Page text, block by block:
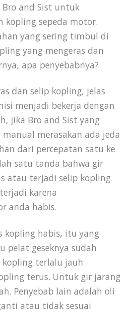
Bro and Sist untuk
kopling sepeda motor.
yang sering timbul di
yang mengeras dan
apa penyebabnya?
dan selip kopling, jelas
menjadi bekerja dengan
jika Bro and Sist yang
merasakan ada jeda
dari percepatan satu ke
satu tanda bahwa gir
atau terjadi selip kopling.
karena
anda habis.
kopling habis, itu yang
pelat geseknya sudah
terlalu jauh
terus. Untuk gir jarang
Penyebab lain adalah oli
atau tidak sesuai